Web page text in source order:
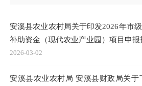
安溪县农业农村局关于印发2026年市
补助资金（现代农业产业园）项目申报
2026-03-02
安溪县农业农村局 安溪县财政局关于